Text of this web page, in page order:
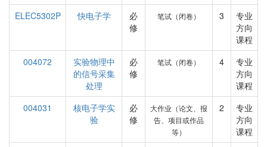
ELEC5302P
快电子学
必
修
笔试（闭卷） 3
专业
方向
课程
004072
实验物理中
的信号采集
处理
必
修
笔试（闭卷） 4
专业
方向
课程
004031
核电子学实
验
必
修
大作业（论文、报
告、项目或作品
等）
2
专业
方向
课程